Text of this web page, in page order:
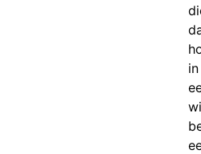
in